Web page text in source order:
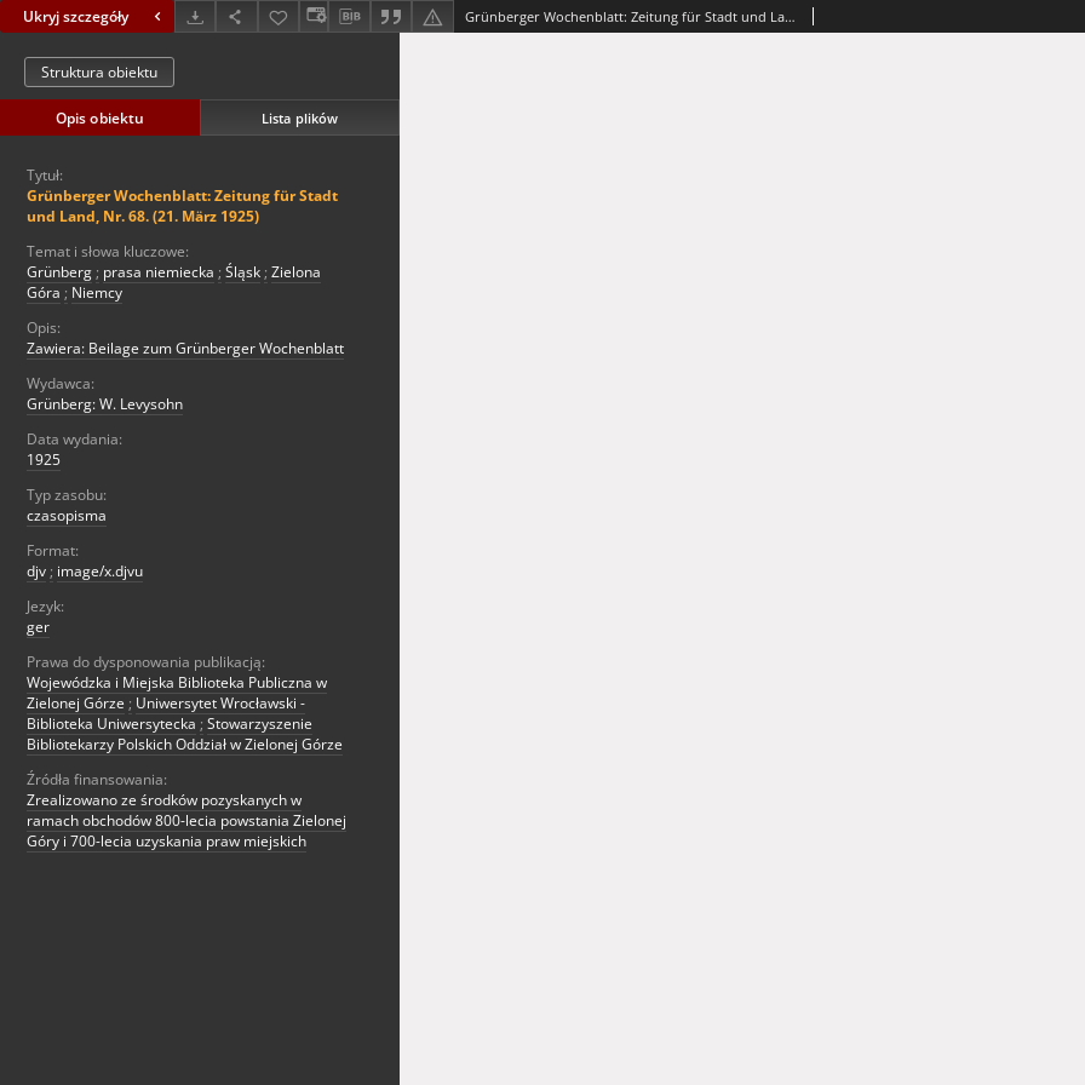
Ukryj szczegóły Grünberger Wochenblatt: Zeitung für Stadt und Land, Nr. 68. (21. März 1925)
Struktura obiektu
Opis obiektu Lista plików
Tytuł:
Grünberger Wochenblatt: Zeitung für Stadt
und Land, Nr. 68. (21. März 1925)
Temat i słowa kluczowe:
Grünberg ; prasa niemiecka ; Śląsk ; Zielona
Góra ; Niemcy
Opis:
Zawiera: Beilage zum Grünberger Wochenblatt
Wydawca:
Grünberg: W. Levysohn
Data wydania:
1925
Typ zasobu:
czasopisma
Format:
djv ; image/x.djvu
Jezyk:
ger
Prawa do dysponowania publikacją:
Wojewódzka i Miejska Biblioteka Publiczna w
Zielonej Górze ; Uniwersytet Wrocławski -
Biblioteka Uniwersytecka ; Stowarzyszenie
Bibliotekarzy Polskich Oddział w Zielonej Górze
Źródła finansowania:
Zrealizowano ze środków pozyskanych w
ramach obchodów 800-lecia powstania Zielonej
Góry i 700-lecia uzyskania praw miejskich